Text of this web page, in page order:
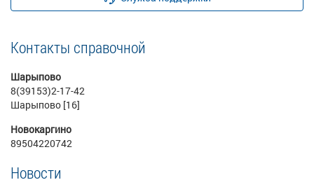
Контакты справочной
Шарыпово
8(39153)2-17-42
Шарыпово [16]
Новокаргино
89504220742
Новости